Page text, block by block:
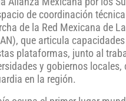
de coordinación
de la Red Mexicana de
que articula
plataformas, junto al
y gobiernos locales,
en la región.